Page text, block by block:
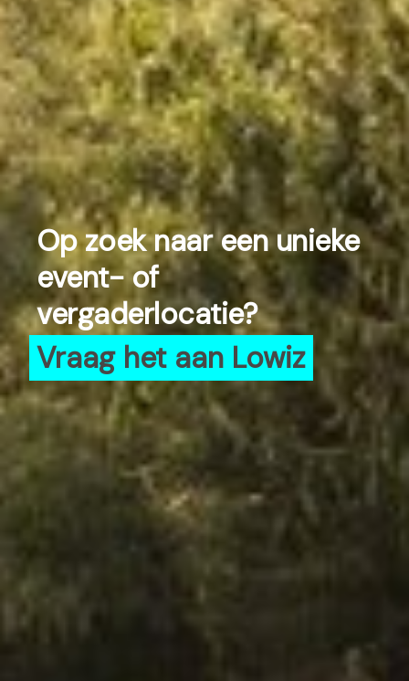
Op zoek naar een unieke
event- of
vergaderlocatie?
Vraag het aan Lowiz